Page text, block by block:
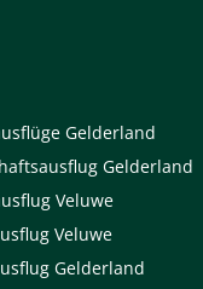
Gelderland
Gelderland
Veluwe
Veluwe
Gelderland